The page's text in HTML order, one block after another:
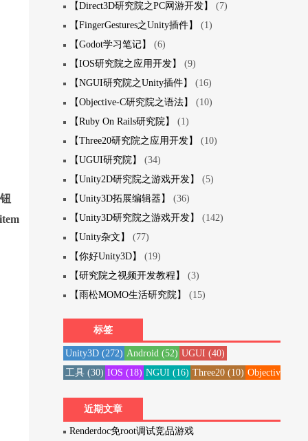
【Direct3D研究院之PC网游开发】
(7)
【FingerGestures之Unity插件】
(1)
【Godot学习笔记】
(6)
【IOS研究院之应用开发】
(9)
【NGUI研究院之Unity插件】
(16)
【Objective-C研究院之语法】
(10)
【Ruby On Rails研究院】
(1)
【Three20研究院之应用开发】
(10)
【UGUI研究院】
(34)
【Unity2D研究院之游戏开发】
(5)
【Unity3D拓展编辑器】
(36)
【Unity3D研究院之游戏开发】
(142)
【Unity杂文】
(77)
【你好Unity3D】
(19)
【研究院之视频开发教程】
(3)
【雨松MOMO生活研究院】
(15)
标签
Unity3D(272) Android(52) UGUI (40)
工具(30) IOS (18) NGUI (16) Three20(10) Objective-C
近期文章
Renderdoc免root调试竞品游戏